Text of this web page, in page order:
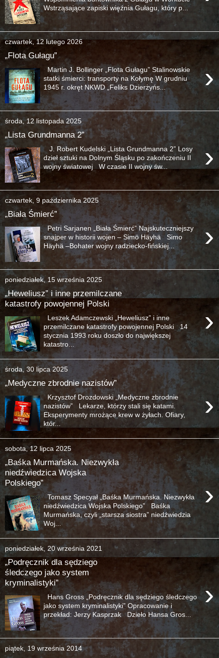
Wstrząsające zapiski więźnia Gułagu, który p...
czwartek, 12 lutego 2026
„Flota Gułagu”
›
Martin J. Bollinger „Flota Gułagu” Stalinowskie
statki śmierci: transporty na Kołymę W grudniu
1945 r. okręt NKWD „Feliks Dzierżyńs...
środa, 12 listopada 2025
„Lista Grundmanna 2”
›
J. Robert Kudelski „Lista Grundmanna 2” Losy
dzieł sztuki na Dolnym Śląsku po zakończeniu II
wojny światowej W czasie II wojny św...
czwartek, 9 października 2025
„Biała Śmierć”
›
Petri Sarjanen „Biała Śmierć” Najskuteczniejszy
snajper w historii wojen – Simö Häyhä Simo
Häyhä –Bohater wojny radziecko-fińskiej...
poniedziałek, 15 września 2025
„Heweliusz” i inne przemilczane
katastrofy powojennej Polski
›
Leszek Adamczewski „Heweliusz” i inne
przemilczane katastrofy powojennej Polski 14
stycznia 1993 roku doszło do największej
katastro...
środa, 30 lipca 2025
„Medyczne zbrodnie nazistów”
›
Krzysztof Drozdowski „Medyczne zbrodnie
nazistów” Lekarze, którzy stali się katami.
Eksperymenty mrożące krew w żyłach. Ofiary,
któr...
sobota, 12 lipca 2025
„Baśka Murmańska. Niezwykła
niedźwiedzica Wojska
Polskiego”
›
Tomasz Specyał „Baśka Murmańska. Niezwykła
niedźwiedzica Wojska Polskiego” Baśka
Murmańska, czyli „starsza siostra” niedźwiedzia
Woj...
poniedziałek, 20 września 2021
„Podręcznik dla sędziego
śledczego jako system
kryminalistyki”
›
Hans Gross „Podręcznik dla sędziego śledczego
jako system kryminalistyki” Opracowanie i
przekład: Jerzy Kasprzak Dzieło Hansa Gros...
piątek, 19 września 2014